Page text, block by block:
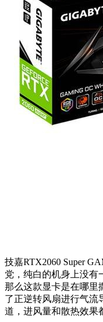
技嘉RTX2060 Super
党，纯白的机身上没有
那么这款显卡是在哪里
了正逆转风扇进行气流
道，进风量和散热效果